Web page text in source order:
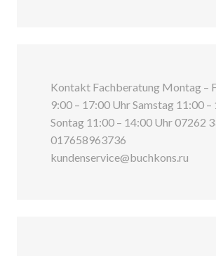
Kontakt Fachberatung Montag –
9:00 – 17:00 Uhr Samstag 11:00
Sontag 11:00 – 14:00 Uhr 07262
017658963736
kundenservice@buchkons.ru